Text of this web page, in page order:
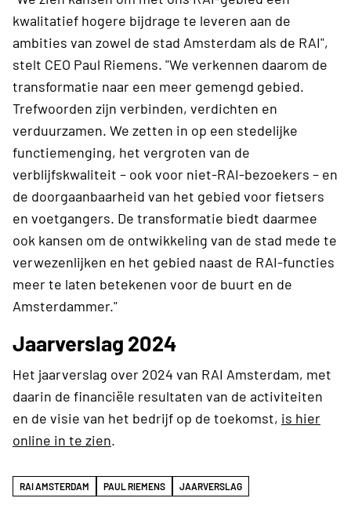
kwalitatief hogere bijdrage te leveren aan de
ambities van zowel de stad Amsterdam als de RAI",
stelt CEO Paul Riemens. "We verkennen daarom de
transformatie naar een meer gemengd gebied.
Trefwoorden zijn verbinden, verdichten en
verduurzamen. We zetten in op een stedelijke
functiemenging, het vergroten van de
verblijfskwaliteit – ook voor niet-RAI-bezoekers – en
de doorgaanbaarheid van het gebied voor fietsers
en voetgangers. De transformatie biedt daarmee
ook kansen om de ontwikkeling van de stad mede te
verwezenlijken en het gebied naast de RAI-functies
meer te laten betekenen voor de buurt en de
Amsterdammer."
Jaarverslag 2024
Het jaarverslag over 2024 van RAI Amsterdam, met
daarin de financiële resultaten van de activiteiten
en de visie van het bedrijf op de toekomst, is hier
online in te zien.
RAI AMSTERDAM PAUL RIEMENS JAARVERSLAG